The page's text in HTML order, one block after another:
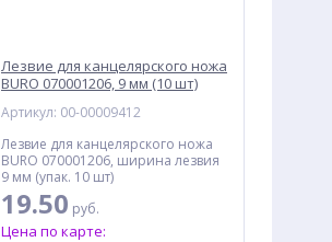
Лезвие для канцелярского ножа
BURO 070001206, 9 мм (10 шт)
Артикул: 00-00009412
Лезвие для канцелярского ножа
BURO 070001206, ширина лезвия
9 мм (упак. 10 шт)
19.50 руб.
Цена по карте: